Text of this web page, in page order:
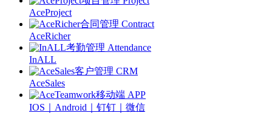
AceProject
合同管理 Contract
AceRicher
考勤管理 Attendance
InALL
客户管理 CRM
AceSales
移动端 APP
IOS｜Android｜钉钉｜微信